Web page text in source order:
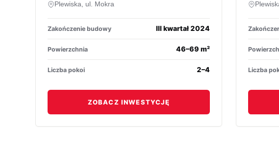
Plewiska, ul. Mokra
Zakończenie budowy III kwartał 2024
Powierzchnia 46–69 m²
Liczba pokoi 2–4
ZOBACZ INWESTYCJĘ
Liczba